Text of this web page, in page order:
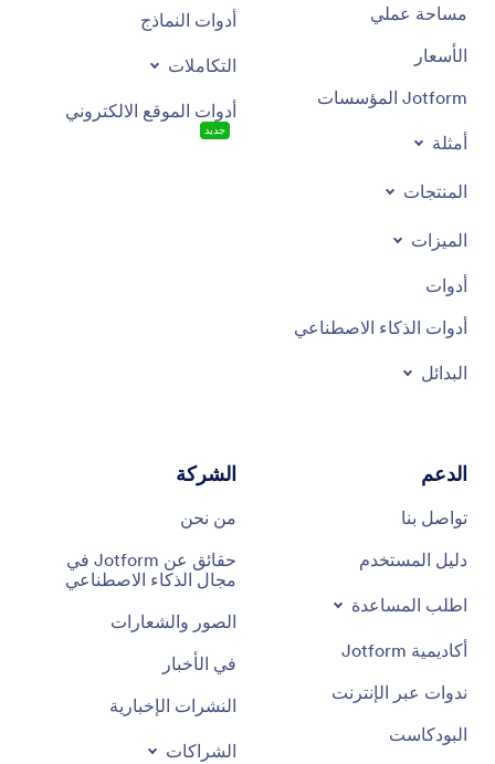
مساحة عملي
الأسعار
Jotform المؤسسات
أمثلة
المنتجات
الميزات
أدوات
أدوات الذكاء الاصطناعي
البدائل
أدوات النماذج
التكاملات
أدوات الموقع الالكتروني
جديد
الدعم
تواصل بنا
دليل المستخدم
اطلب المساعدة
أكاديمية Jotform
ندوات عبر الإنترنت
البودكاست
الشركة
من نحن
حقائق عن Jotform في
مجال الذكاء الاصطناعي
الصور والشعارات
في الأخبار
النشرات الإخبارية
الشراكات